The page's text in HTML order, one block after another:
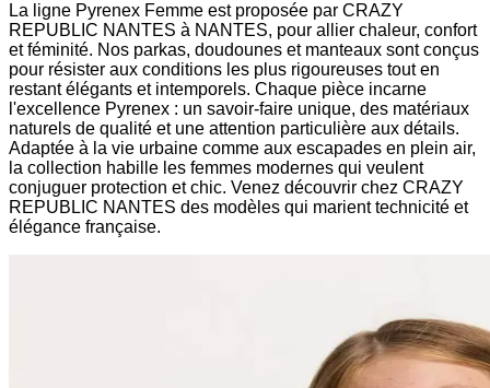
La ligne Pyrenex Femme est proposée par CRAZY
REPUBLIC NANTES à NANTES, pour allier chaleur, confort
et féminité. Nos parkas, doudounes et manteaux sont conçus
pour résister aux conditions les plus rigoureuses tout en
restant élégants et intemporels. Chaque pièce incarne
l'excellence Pyrenex : un savoir-faire unique, des matériaux
naturels de qualité et une attention particulière aux détails.
Adaptée à la vie urbaine comme aux escapades en plein air,
la collection habille les femmes modernes qui veulent
conjuguer protection et chic. Venez découvrir chez CRAZY
REPUBLIC NANTES des modèles qui marient technicité et
élégance française.